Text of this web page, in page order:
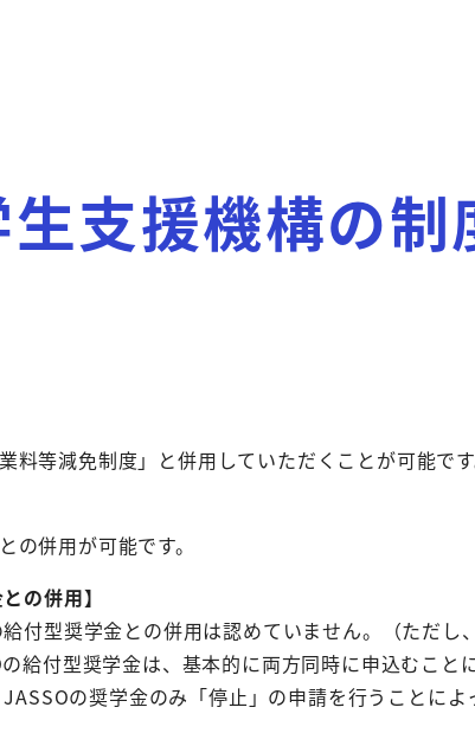
支援機構の
料等減免制度」と併用していただくことが可能です
併用が可能です。
の併用】
付型奨学金との併用は認めていません。（ただ
給付型奨学金は、基本的に両方同時に申込むこ
の奨学金のみ「停止」の申請を行うことによ